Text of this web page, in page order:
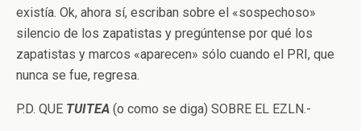
existía. Ok, ahora sí, escriban sobre el «sospechoso»
silencio de los zapatistas y pregúntense por qué los
zapatistas y marcos «aparecen» sólo cuando el PRI, que
nunca se fue, regresa.
P.D. QUE TUITEA (o como se diga) SOBRE EL EZLN.-